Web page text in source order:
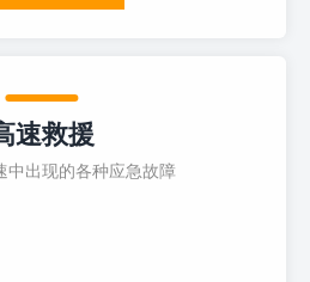
速救援
中出现的各种应急故障